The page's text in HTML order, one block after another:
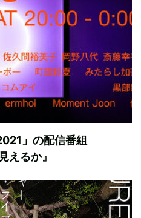
」の配信番組
えるか』